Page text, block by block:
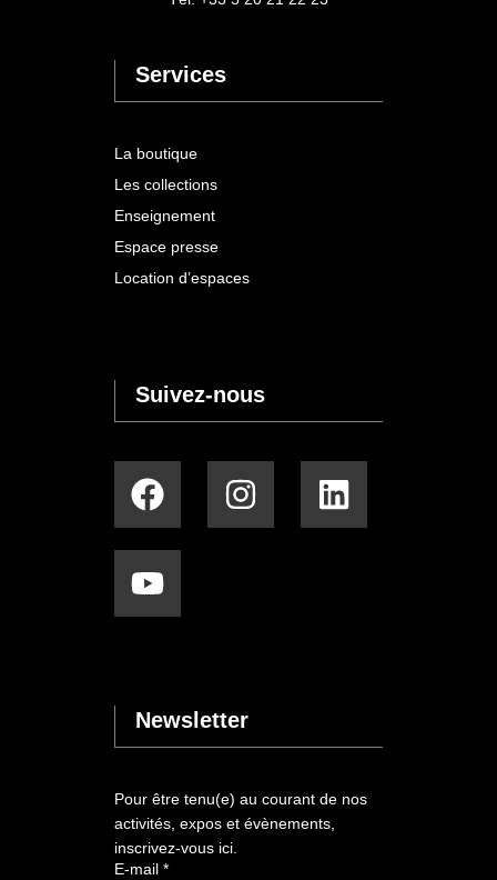
Services
La boutique
Les collections
Enseignement
Espace presse
Location d’espaces
Suivez-nous
Newsletter
Pour être tenu(e) au courant de nos
activités, expos et évènements,
inscrivez-vous ici.
E-
E-mail*